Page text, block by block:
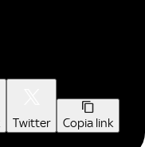
Twitter Copia link